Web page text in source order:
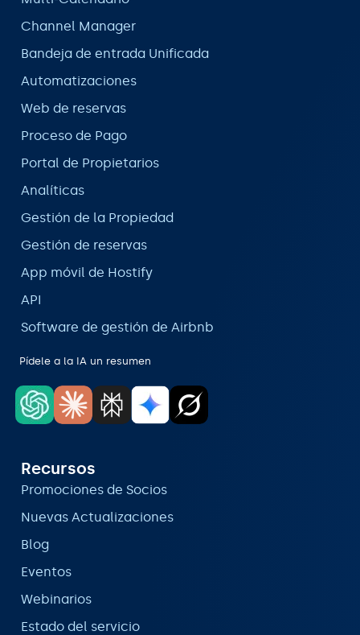
Channel Manager
Bandeja de entrada Unificada
Automatizaciones
Web de reservas
Proceso de Pago
Portal de Propietarios
Analíticas
Gestión de la Propiedad
Gestión de reservas
App móvil de Hostify
API
Software de gestión de Airbnb
Pídele a la IA un resumen
Recursos
Promociones de Socios
Nuevas Actualizaciones
Blog
Eventos
Webinarios
Estado del servicio